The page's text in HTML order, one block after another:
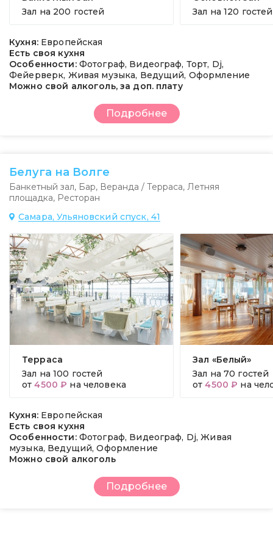
Зал на 200 гостей
Зал на 120 гостей
Кухня: Европейская
Есть своя кухня
Особенности: Фотограф, Видеограф, Торт, Dj,
Фейерверк, Живая музыка, Ведущий, Оформление
Можно свой алкоголь, за доп. плату
Подробнее
Белуга на Волге
Банкетный зал, Бар, Веранда / Терраса, Летняя
площадка, Ресторан
Самара, Ульяновский спуск, 41
Терраса
Зал на 100 гостей
от4500 ₽ на человека
Зал «Белый»
Зал на 70 гостей
от4500 ₽ на
Кухня: Европейская
Есть своя кухня
Особенности: Фотограф, Видеограф, Dj, Живая
музыка, Ведущий, Оформление
Можно свой алкоголь
Подробнее